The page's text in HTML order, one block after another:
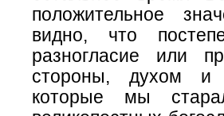
положительное
видно, что
разногласие или
стороны, духом и
которые мы